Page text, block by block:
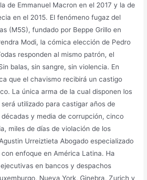
de Emmanuel Macron en el 2017 y la de
en el 2015. El fenómeno fugaz del
(M5S), fundado por Beppe Grillo en
Modi, la cómica elección de Pedro
responden al mismo patrón, el
balas, sin sangre, sin violencia. En
que el chavismo recibirá un castigo
La única arma de la cual disponen los
utilizado para castigar años de
y media de corrupción, cinco
miles de días de violación de los
Urreiztieta Abogado especializado
enfoque en América Latina. Ha
en bancos y despachos
Nueva York, Ginebra, Zurich y